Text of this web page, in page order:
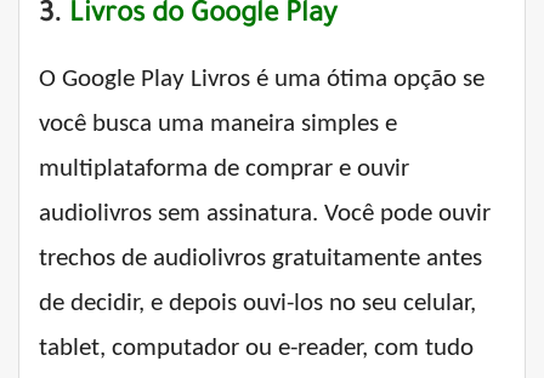
3. Livros do Google Play
O Google Play Livros é uma ótima opção se
você busca uma maneira simples e
multiplataforma de comprar e ouvir
audiolivros sem assinatura. Você pode ouvir
trechos de audiolivros gratuitamente antes
de decidir, e depois ouvi-los no seu celular,
tablet, computador ou e-reader, com tudo